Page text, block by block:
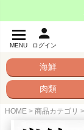
MENU ログイン
海鮮
肉類
HOME 商品カテゴリ